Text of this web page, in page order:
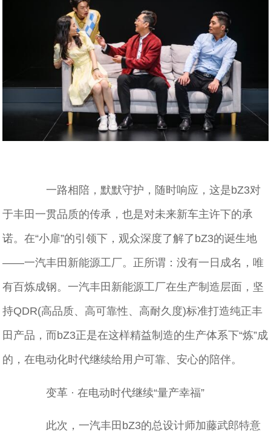
一路相陪，默默守护，随时响应，这是bZ3对
于丰田一贯品质的传承，也是对未来新车主许下的承
诺。在“小扉”的引领下，观众深度了解了bZ3的诞生地
——一汽丰田新能源工厂。正所谓：没有一日成名，唯
有百炼成钢。一汽丰田新能源工厂在生产制造层面，坚
持QDR(高品质、高可靠性、高耐久度)标准打造纯正丰
田产品，而bZ3正是在这样精益制造的生产体系下“炼”成
的，在电动化时代继续给用户可靠、安心的陪伴。
变革 · 在电动时代继续“量产幸福”
此次，一汽丰田bZ3的总设计师加藤武郎特意